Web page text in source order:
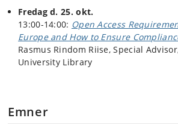
Fredag d. 25. okt.
13:00-14:00: Open Access
Europe and How to Ensure
Rasmus Rindom Riise, Special
University Library​
Emner